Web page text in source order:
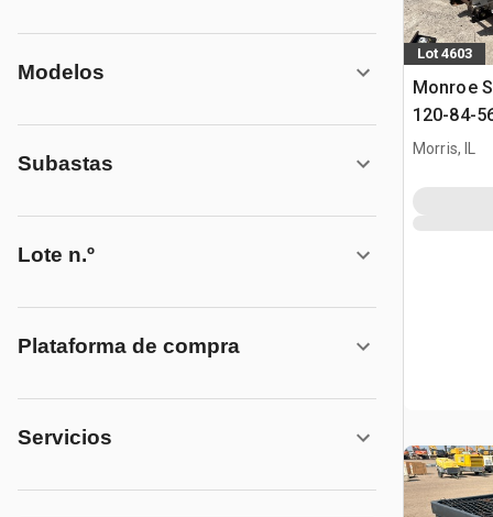
Modelos
Subastas
Lote n.º
Plataforma de compra
Servicios
Lot 4603
Monroe
120-84-
sal
Morris, IL